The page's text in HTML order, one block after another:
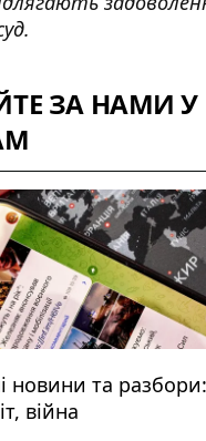
ЗА НАМИ У
новини та разбори:
війна